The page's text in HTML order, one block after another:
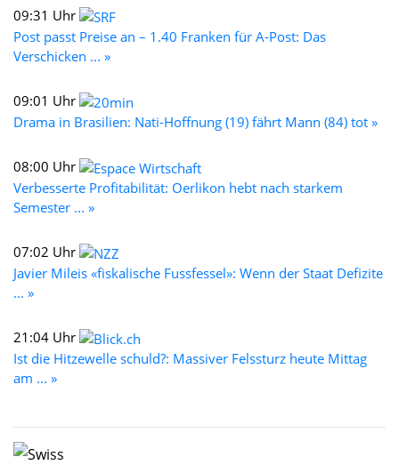
09:31 Uhr
Post passt Preise an – 1.40 Franken für A-Post: Das
Verschicken ... »
09:01 Uhr
Drama in Brasilien: Nati-Hoffnung (19) fährt Mann (84) tot »
08:00 Uhr
Verbesserte Profitabilität: Oerlikon hebt nach starkem
Semester ... »
07:02 Uhr
Javier Mileis «fiskalische Fussfessel»: Wenn der Staat Defizite
... »
21:04 Uhr
Ist die Hitzewelle schuld?: Massiver Felssturz heute Mittag
am ... »